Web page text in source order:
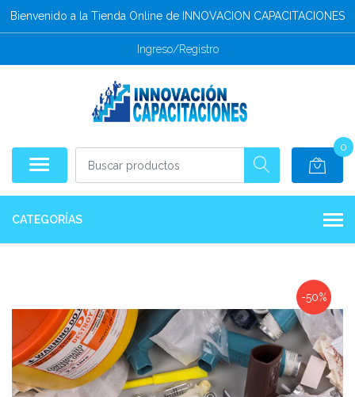
Bienvenido a la Tienda Online de INNOVACION CAPACITACIONES
Ingreso/Registro
0
CATEGORÍAS
-50%